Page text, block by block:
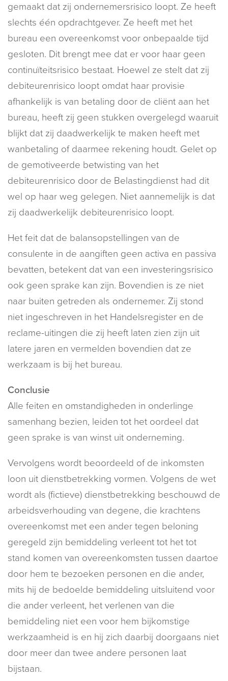
gemaakt dat zij ondernemersrisico loopt. Ze heeft
slechts één opdrachtgever. Ze heeft met het
bureau een overeenkomst voor onbepaalde tijd
gesloten. Dit brengt mee dat er voor haar geen
continuïteitsrisico bestaat. Hoewel ze stelt dat zij
debiteurenrisico loopt omdat haar provisie
afhankelijk is van betaling door de cliënt aan het
bureau, heeft zij geen stukken overgelegd waaruit
blijkt dat zij daadwerkelijk te maken heeft met
wanbetaling of daarmee rekening houdt. Gelet op
de gemotiveerde betwisting van het
debiteurenrisico door de Belastingdienst had dit
wel op haar weg gelegen. Niet aannemelijk is dat
zij daadwerkelijk debiteurenrisico loopt.
Het feit dat de balansopstellingen van de
consulente in de aangiften geen activa en passiva
bevatten, betekent dat van een investeringsrisico
ook geen sprake kan zijn. Bovendien is ze niet
naar buiten getreden als ondernemer. Zij stond
niet ingeschreven in het Handelsregister en de
reclame-uitingen die zij heeft laten zien zijn uit
latere jaren en vermelden bovendien dat ze
werkzaam is bij het bureau.
Conclusie
Alle feiten en omstandigheden in onderlinge
samenhang bezien, leiden tot het oordeel dat
geen sprake is van winst uit onderneming.
Vervolgens wordt beoordeeld of de inkomsten
loon uit dienstbetrekking vormen. Volgens de wet
wordt als (fictieve) dienstbetrekking beschouwd de
arbeidsverhouding van degene, die krachtens
overeenkomst met een ander tegen beloning
geregeld zijn bemiddeling verleent tot het tot
stand komen van overeenkomsten tussen daartoe
door hem te bezoeken personen en die ander,
mits hij de bedoelde bemiddeling uitsluitend voor
die ander verleent, het verlenen van die
bemiddeling niet een voor hem bijkomstige
werkzaamheid is en hij zich daarbij doorgaans niet
door meer dan twee andere personen laat
bijstaan.